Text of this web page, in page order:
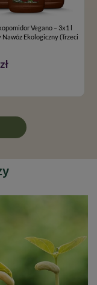
Vegano – 3x1 l
Ekologiczny (Trzeci